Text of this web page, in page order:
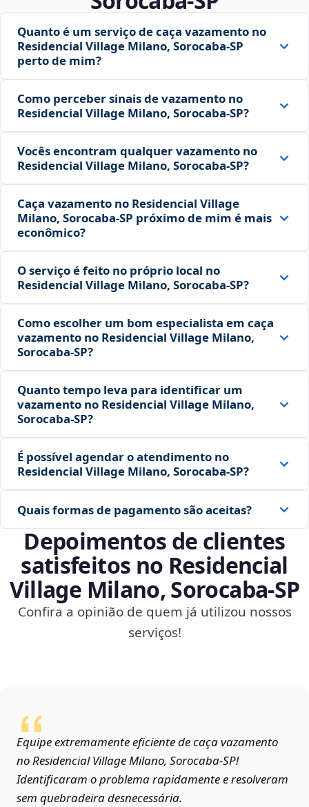
Quanto é um serviço de caça vazamento no
Residencial Village Milano, Sorocaba‑SP
perto de mim?
Como perceber sinais de vazamento no
Residencial Village Milano, Sorocaba‑SP?
Vocês encontram qualquer vazamento no
Residencial Village Milano, Sorocaba‑SP?
Caça vazamento no Residencial Village
Milano, Sorocaba‑SP próximo de mim é mais
econômico?
O serviço é feito no próprio local no
Residencial Village Milano, Sorocaba‑SP?
Como escolher um bom especialista em caça
vazamento no Residencial Village Milano,
Sorocaba‑SP?
Quanto tempo leva para identificar um
vazamento no Residencial Village Milano,
Sorocaba‑SP?
É possível agendar o atendimento no
Residencial Village Milano, Sorocaba‑SP?
Quais formas de pagamento são aceitas?
Depoimentos de clientes
satisfeitos no Residencial
Village Milano, Sorocaba‑SP
Confira a opinião de quem já utilizou nossos
serviços!
Equipe extremamente eficiente de caça vazamento
no Residencial Village Milano, Sorocaba‑SP!
Identificaram o problema rapidamente e resolveram
sem quebradeira desnecessária.